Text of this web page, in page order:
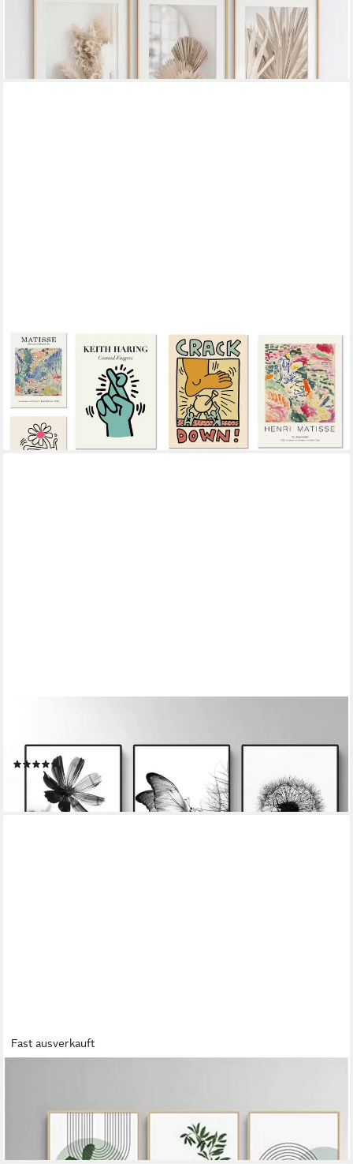
Schlafzimmer Deko Print, I (1 St)
UVP 16,00 €
lieferbar in 3 Wochen
JUSTGOODMOOD
Poster Blumen Markt Tokio Henry Matisse Keith Haring als Deko
Print ohne Rahm, F (1 St)
ab 12,00 €
16,00 €
-25%
lieferbar in 3 Wochen
Löwenzahn - Modernes
(1)
53,95 €
lieferbar - in 4-5 Werktagen bei dir
Fast ausverkauft
Moderne
lieferbar - in 6-8 Werktagen bei dir